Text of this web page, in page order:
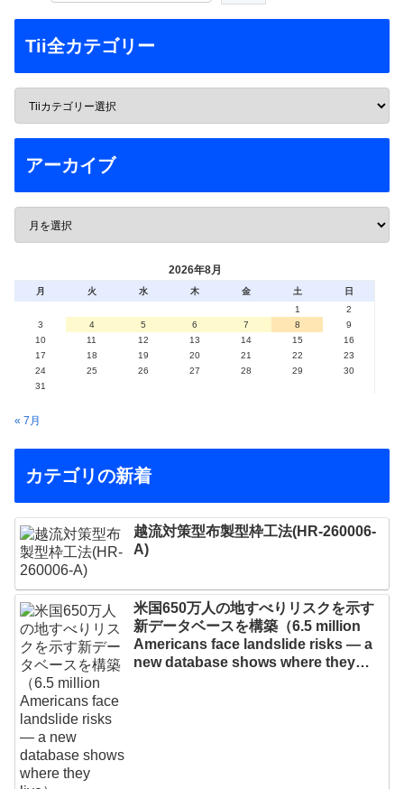
Tii全カテゴリー
アーカイブ
2026年8月
月 火 水 木 金 土
日
1
2
3
4 5 6 7 8
9
10
11 12 13 14 15
16
17
18 19 20 21 22
23
24
25 26 27 28 29
30
31
« 7月
カテゴリの新着
越流対策型布製型枠工法(HR-260006-
A)
米国650万人の地すべりリスクを示す
新データベースを構築（6.5 million
Americans face landslide risks — a
new database shows where they